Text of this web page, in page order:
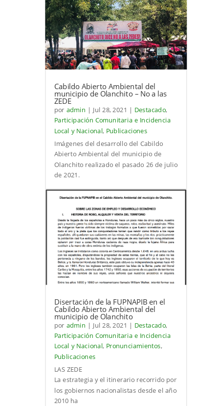
Cabildo Abierto Ambiental del
municipio de Olanchito – No a las
ZEDE
por admin | Jul 28, 2021 | Destacado,
Participación Comunitaria e Incidencia
Local y Nacional, Publicaciones
Imágenes del desarrollo del Cabildo
Abierto Ambiental del municipio de
Olanchito realizado el pasado 26 de julio
de 2021.
Disertación de la FUPNAPIB en el
Cabildo Abierto Ambiental del
municipio de Olanchito
por admin | Jul 28, 2021 | Destacado,
Participación Comunitaria e Incidencia
Local y Nacional, Pronunciamientos,
Publicaciones
LAS ZEDE
La estrategia y el itinerario recorrido por
los gobiernos nacionalistas desde el año
2010 ha